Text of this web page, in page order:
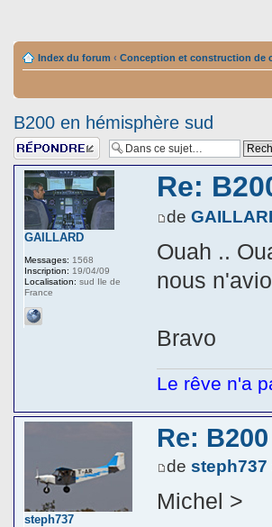
Index du forum ‹ Conception et construction de
B200 en hémisphère sud
Répondre
Re:
de
Ouah ..
nous
Bravo
Le rêve n'a
GAILLARD
Messages: 1568
Inscription: 19/04/09
Localisation: sud Ile de
France
Re:
desteph737
Michel >
steph737